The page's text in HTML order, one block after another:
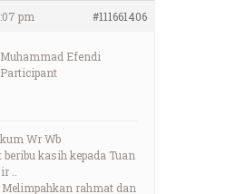
pm #111661406
Muhammad Efendi
Participant
Wr Wb
kasih kepada Tuan
..
Melimpahkan rahmat dan